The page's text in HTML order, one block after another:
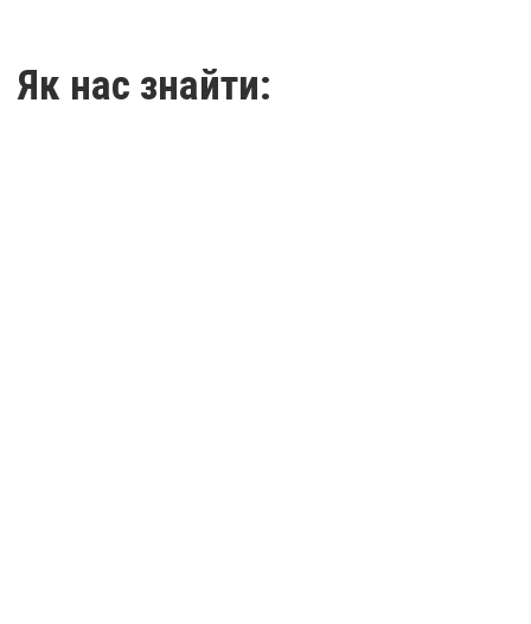
Як нас знайти: